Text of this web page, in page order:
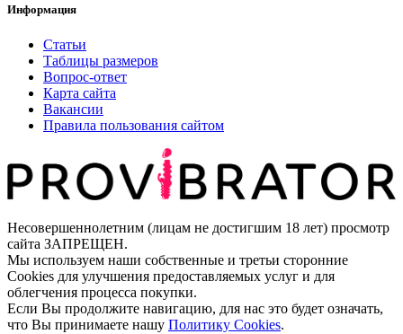
Информация
Статьи
Таблицы размеров
Вопрос-ответ
Карта сайта
Вакансии
Правила пользования сайтом
Несовершеннолетним (лицам не достигшим 18 лет) просмотр
сайта ЗАПРЕЩЕН.
Мы используем наши собственные и третьи сторонние
Cookies для улучшения предоставляемых услуг и для
облегчения процесса покупки.
Если Вы продолжите навигацию, для нас это будет означать,
что Вы принимаете нашу Политику Cookies.